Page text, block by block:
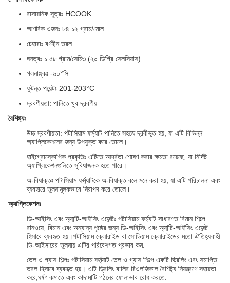
রাসায়নিক সূত্রঃ HCOOK
আণবিক ওজনঃ ৮৪.১২ গ্রাম/মোল
চেহারাঃ বর্ণহীন তরল
ঘনত্বঃ ১.৫৮ গ্রাম/সেমি৩ (২০ ডিগ্রি সেলসিয়াস)
গলনাঙ্কঃ -৬০°সি
ফুটন্ত পয়েন্টঃ 201-203°C
দ্রবণীয়তা: পানিতে খুব দ্রবণীয়
বৈশিষ্ট্যঃ
উচ্চ দ্রবণীয়তা: পটাসিয়াম ফর্ম্যাট পানিতে সহজে দ্রবীভূত হয়, যা এটি বিভিন্ন
অ্যাপ্লিকেশনের জন্য উপযুক্ত করে তোলে।
হাইগ্রোস্কোপিক প্রকৃতিঃ এটিতে আর্দ্রতা শোষণ করার ক্ষমতা রয়েছে, যা নির্দিষ্ট
অ্যাপ্লিকেশনগুলিতে সুবিধাজনক হতে পারে।
অ-বিষাক্তঃ পটাসিয়াম ফর্ম্যাটকে অ-বিষাক্ত বলে মনে করা হয়, যা এটি পরিচালনা এবং
ব্যবহারে তুলনামূলকভাবে নিরাপদ করে তোলে।
অ্যাপ্লিকেশনঃ
ডি-আইসিং এবং অ্যান্টি-আইসিং এজেন্টঃ পটাসিয়াম ফর্ম্যাট সাধারণত বিমান শিল্পে
রানওয়ে, বিমান এবং অন্যান্য পৃষ্ঠের জন্য ডি-আইসিং এবং অ্যান্টি-আইসিং এজেন্ট
হিসাবে ব্যবহৃত হয়।পটাসিয়াম ক্লোরাইড বা সোডিয়াম ক্লোরাইডের মতো ঐতিহ্যবাহী
ডি-আইসারের তুলনায় এটির পরিবেশগত প্রভাব কম.
তেল ও গ্যাস শিল্পঃ পটাসিয়াম ফর্ম্যাট তেল ও গ্যাস শিল্পে একটি ড্রিলিং এবং সমাপ্তি
তরল হিসাবে ব্যবহৃত হয়। এটি ড্রিলিং বালির রিওলজিকাল বৈশিষ্ট্য নিয়ন্ত্রণে সহায়তা
করে,ঘর্ষণ কমাতে এবং কাদামাটি গঠনের ফোলাভাব রোধ করতে.